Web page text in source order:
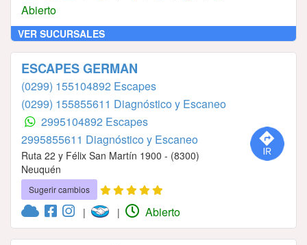
Abierto
VER SUCURSALES
ESCAPES GERMAN
(0299) 155104892 Escapes
(0299) 155855611 Diagnóstico y Escaneo
2995104892 Escapes
2995855611 Diagnóstico y Escaneo
Ruta 22 y Félix San Martín 1900 - (8300)
Neuquén
Sugerir cambios
| | Abierto